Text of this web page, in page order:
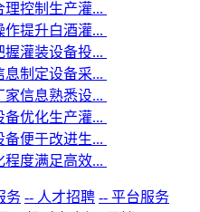
控制生产灌...
提升白酒灌...
灌装设备投...
制定设备采...
信息熟悉设...
备优化生产灌...
备便于改进生...
程度满足高效...
务 -- 人才招聘 -- 平台服务